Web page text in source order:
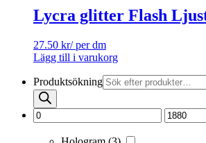
Lycra glitter Flash
27.50 kr/ per dm
Lägg till i varukorg
Produktsökning